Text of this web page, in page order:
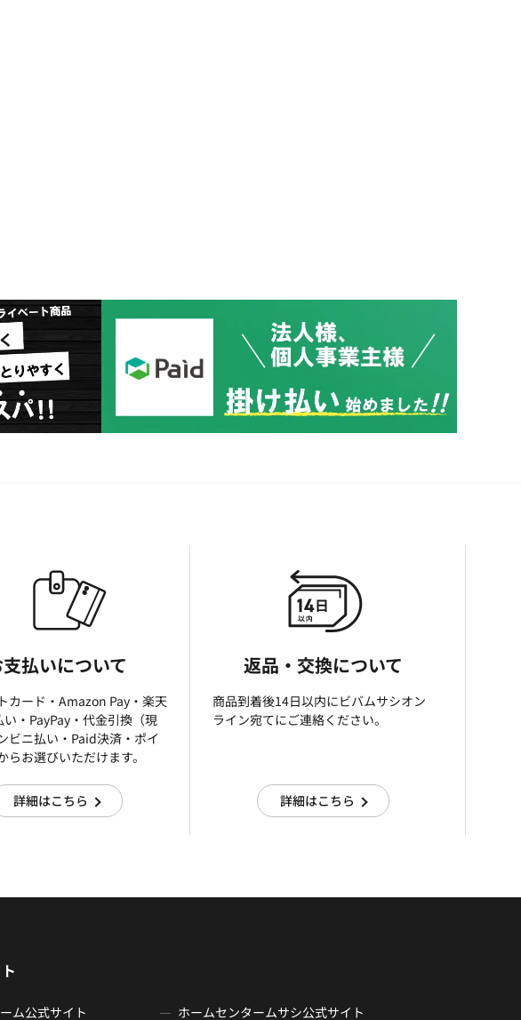
払いについて
カード・Amazon Pay・楽天
・PayPay・代金引換（現
ビニ払い・Paid決済・ポイ
らお選びいただけます。
詳細はこちら
返品・交換について
商品到着後14日以内にビバムサシオン
ライン宛てにご連絡ください。
詳細はこちら
ム公式サイト ホームセンタームサシ公式サイト